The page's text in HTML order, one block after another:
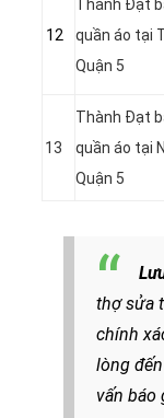
12
Thành Đạt
quần áo tại
Quận 5
13
Thành Đạt
quần áo tại
Quận 5
thợ sửa
chính
lòng
vấn báo